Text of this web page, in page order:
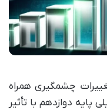
نمره کنکور 1404 با تغییرات چشمگیری همراه
دوازدهم با تأثیر